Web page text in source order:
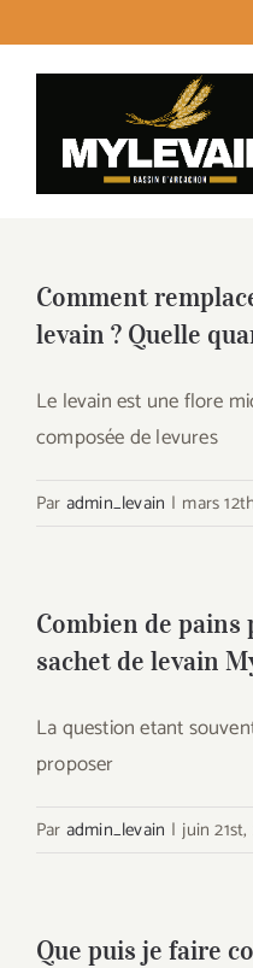
au
Comment
levain ? Quelle
Le levain est une flore
composée de levures
Par admin_levain | mars
Combien de pains
sachet de levain
La question etant
proposer
Par admin_levain | juin 21st,
Que puis je faire